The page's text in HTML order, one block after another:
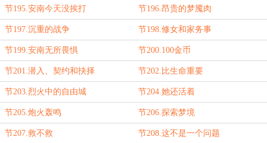
节195.安南今天没挨打 节196.昂贵的梦魇肉
节197.沉重的战争 节198.修女和家务事
节199.安南无所畏惧 节200.100金币
节201.潜入、契约和抉择 节202.比生命重要
节203.烈火中的自由城 节204.她还活着
节205.炮火轰鸣 节206.探索梦境
节207.救不救 节208.这不是一个问题